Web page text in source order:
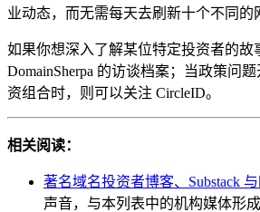
业动态，而无需每天去刷新十个不同的
如果你想深入了解某位特定投资者的故
DomainSherpa 的访谈档案；当政策问
资组合时，则可以关注 CircleID。
相关阅读：
著名域名投资者博客、Substack
声音，与本列表中的机构媒体形成